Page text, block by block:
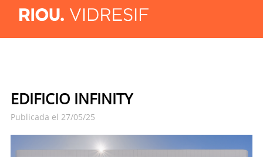
EDIFICIO INFINITY
Publicada el 27/05/25